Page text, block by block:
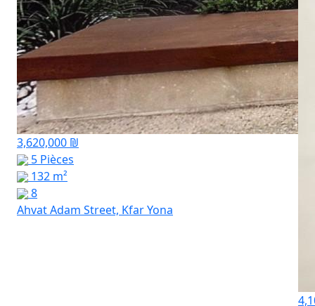
3,620,000 ₪
5 Pièces
132 m²
8
Ahvat Adam Street, Kfar Yona